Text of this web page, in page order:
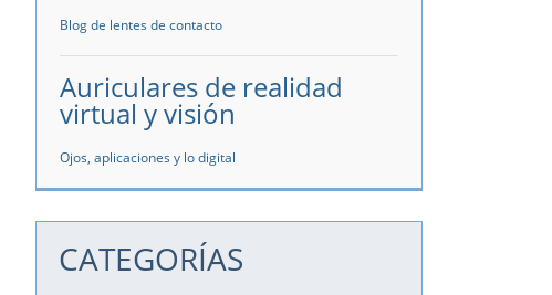
Blog de lentes de contacto
Auriculares de realidad
virtual y visión
Ojos, aplicaciones y lo digital
CATEGORÍAS